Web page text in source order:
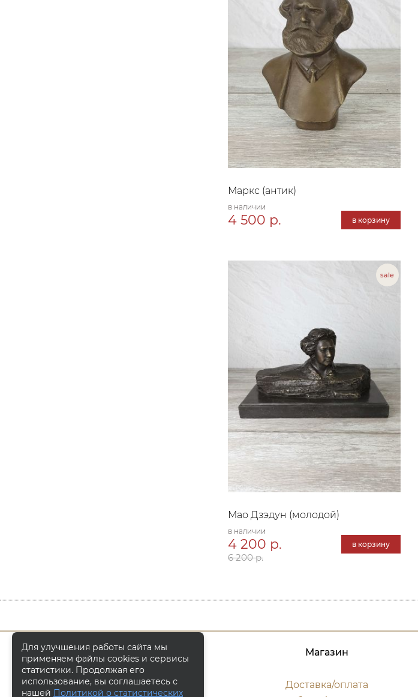
Маркс (антик)
в наличии
4 500 р. в корзину
Мао Дзэдун (молодой)
в наличии
4 200 р.
6 200 р.
в корзину
Магазин
Доставка/оплата
Для улучшения работы сайта мы
применяем файлы cookies и сервисы
статистики. Продолжая его
использование, вы соглашаетесь с
нашей Политикой о статистических